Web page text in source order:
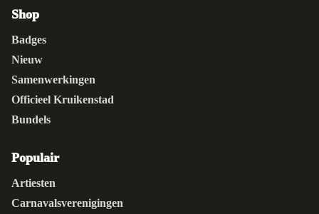
Shop
Badges
Nieuw
Samenwerkingen
Officieel Kruikenstad
Bundels
Populair
Artiesten
Carnavalsverenigingen